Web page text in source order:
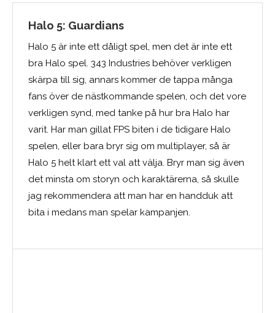
Halo 5: Guardians
Halo 5 är inte ett dåligt spel, men det är inte ett
bra Halo spel. 343 Industries behöver verkligen
skärpa till sig, annars kommer de tappa många
fans över de nästkommande spelen, och det vore
verkligen synd, med tanke på hur bra Halo har
varit. Har man gillat FPS biten i de tidigare Halo
spelen, eller bara bryr sig om multiplayer, så är
Halo 5 helt klart ett val att välja. Bryr man sig även
det minsta om storyn och karaktärerna, så skulle
jag rekommendera att man har en handduk att
bita i medans man spelar kampanjen.